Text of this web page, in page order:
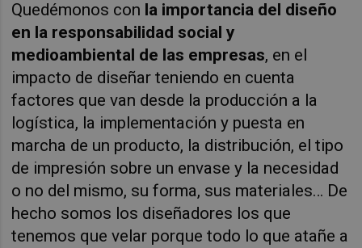
Quedémonos con la importancia del diseño
en la responsabilidad social y
medioambiental de las empresas, en el
impacto de diseñar teniendo en cuenta
factores que van desde la producción a la
logística, la implementación y puesta en
marcha de un producto, la distribución, el tipo
de impresión sobre un envase y la necesidad
o no del mismo, su forma, sus materiales… De
hecho somos los diseñadores los que
tenemos que velar porque todo lo que atañe a